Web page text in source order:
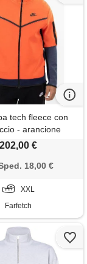
tech fleece con
- arancione
202,00 €
18,00 €
XXL
Farfetch